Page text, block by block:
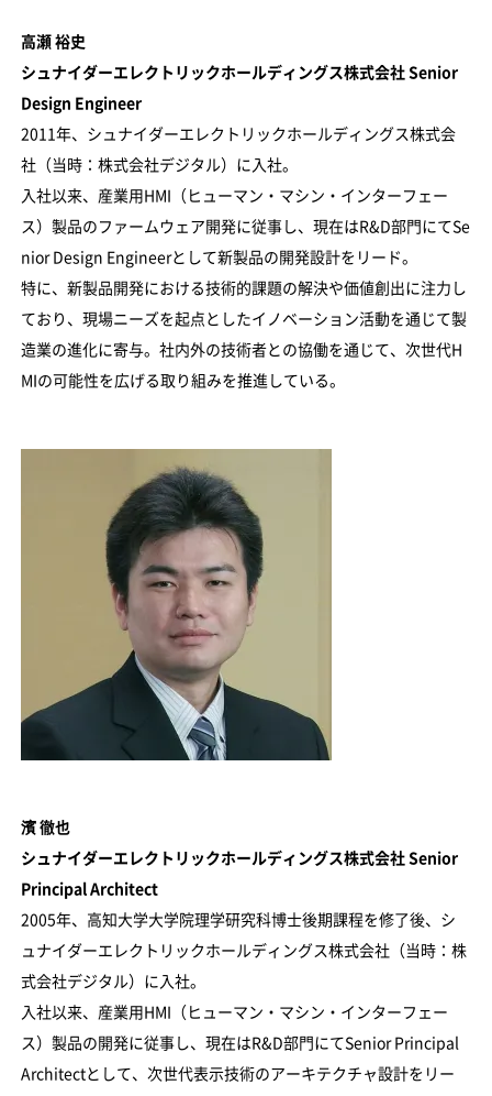
高瀬 裕史
シュナイダーエレクトリックホールディングス株式会社 Senior
Design Engineer
2011年、シュナイダーエレクトリックホールディングス株式会
社（当時：株式会社デジタル）に入社。
入社以来、産業用HMI（ヒューマン・マシン・インターフェー
ス）製品のファームウェア開発に従事し、現在はR&D部門にてSe
nior Design Engineerとして新製品の開発設計をリード。
特に、新製品開発における技術的課題の解決や価値創出に注力し
ており、現場ニーズを起点としたイノベーション活動を通じて製
造業の進化に寄与。社内外の技術者との協働を通じて、次世代H
MIの可能性を広げる取り組みを推進している。
濱 徹也
シュナイダーエレクトリックホールディングス株式会社 Senior
Principal Architect
2005年、高知大学大学院理学研究科博士後期課程を修了後、シ
ュナイダーエレクトリックホールディングス株式会社（当時：株
式会社デジタル）に入社。
入社以来、産業用HMI（ヒューマン・マシン・インターフェー
ス）製品の開発に従事し、現在はR&D部門にてSenior Principal
Architectとして、次世代表示技術のアーキテクチャ設計をリー